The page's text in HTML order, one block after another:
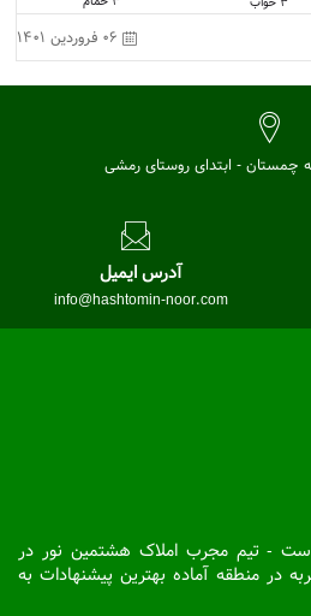
06 فروردین 1401
آدرس ایمیل
info@hashtomin-noor.com
- تیم مجرب املاک هشتمین نور در
در منطقه آماده بهترین پیشنهادات به